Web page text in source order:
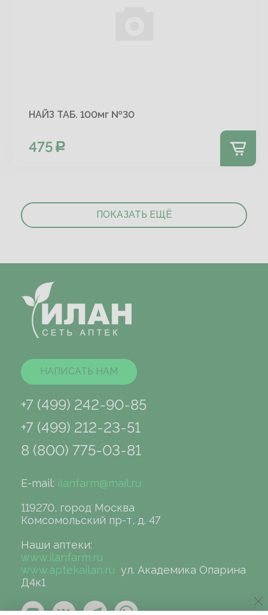
НАЙЗ ТАБ. 100мг №30
475
ПОКАЗАТЬ ЕЩЁ
НАПИСАТЬ НАМ
+7 (499) 242-90-85
+7 (499) 212-23-51
8 (800) 775-03-81
E-mail: ilanfarm@mail.ru
119270, город Москва
Комсомольский пр-т, д. 47
Наши аптеки:
www.ilanfarm.ru
www.aptekailan.ru ул. Академика Опарина
Д4к1